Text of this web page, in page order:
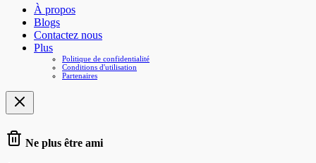
À propos
Blogs
Contactez nous
Plus
Politique de confidentialité
Conditions d'utilisation
Partenaires
Ne plus être ami